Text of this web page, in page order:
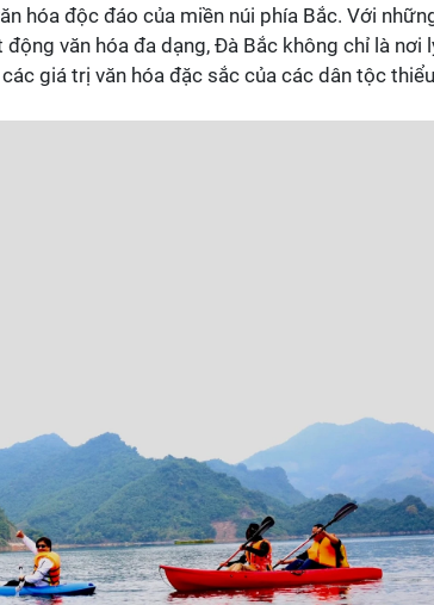
hóa độc đáo của miền núi phía Bắc. Với
văn hóa đa dạng, Đà Bắc không chỉ là nơi
giá trị văn hóa đặc sắc của các dân tộc thiểu